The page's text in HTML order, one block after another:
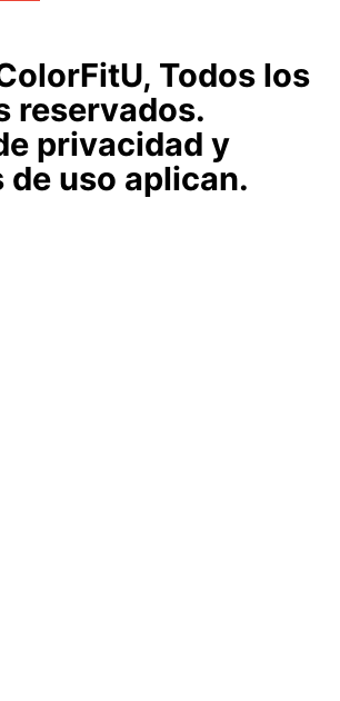
Todos los
reservados.
privacidad y
uso aplican.